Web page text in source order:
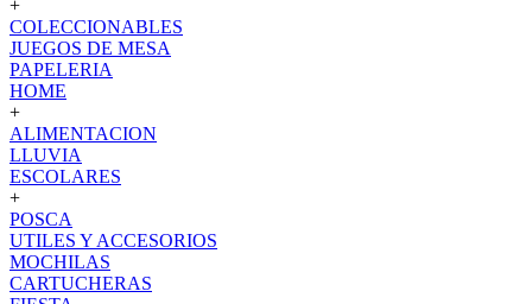
+
COLECCIONABLES
JUEGOS DE MESA
PAPELERIA
HOME
+
ALIMENTACION
LLUVIA
ESCOLARES
+
POSCA
UTILES Y ACCESORIOS
MOCHILAS
CARTUCHERAS